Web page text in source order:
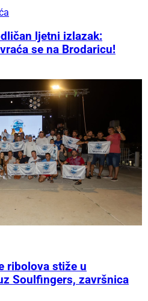
ljetni izlazak:
se na Brodaricu!
ribolova stiže u
Soulfingers, završnica